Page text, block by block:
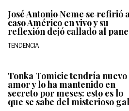
José Antonio Neme se refirió
caso Américo en vivo y su
reflexión dejó callado al
TENDENCIA
Tonka Tomicic tendría nuevo
amor y lo ha mantenido en
secreto por meses: esto es lo
que se sabe del misterioso